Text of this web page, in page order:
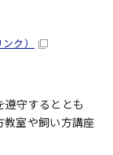
ク）
遵守するととも
教室や飼い方講座